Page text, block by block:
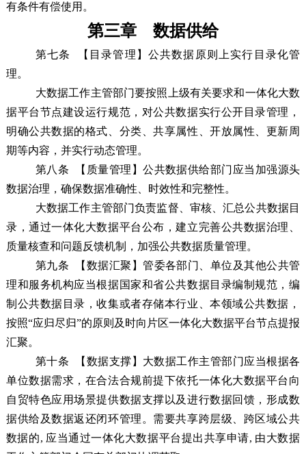
有条件有偿使用。
第三章 数据供给
第七条
【目录管理】公共数据原则上实行目录化管
理。
大数据工作主管部门要按照上级有关要求和一体化大数
据平台节点建设运行规范，对公共数据实行公开目录管理，
明确公共数据的格式、分类、共享属性、开放属性、更新周
期等内容，并实行动态管理。
第八条
【质量管理】公共数据供给部门应当加强源头
数据治理，确保数据准确性、时效性和完整性。
大数据工作主管部门负责监督、审核、汇总公共数据目
录，通过一体化大数据平台公布，建立完善公共数据治理、
质量核查和问题反馈机制，加强公共数据质量管理。
第九条
【数据汇聚】管委各部门、单位及其他公共管
理和服务机构应当根据国家和省公共数据目录编制规范，编
制公共数据目录，收集或者存储本行业、本领域公共数据，
按照“应归尽归”的原则及时向片区一体化大数据平台节点提报
汇聚。
第十条 【数据支撑】大数据工作主管部门应当根据各
单位数据需求，在合法合规前提下依托一体化大数据平台向
自贸特色应用场景提供数据支撑 以及进行数据回馈，形成数
据供给及数据返还闭环管理 。 需要共享跨层级、跨区域公共
数据的, 应当通过一体化大数据平台提出共享申请, 由大数据